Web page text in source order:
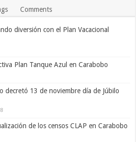
Comments
diversión con el Plan Vacacional
Plan Tanque Azul en Carabobo
decretó 13 de noviembre día de Júbilo
de los censos CLAP en Carabobo